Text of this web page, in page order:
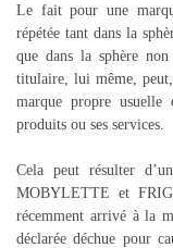
Le fait pour une
répétée tant dans la
que dans la sphère
titulaire, lui même,
marque propre
produits ou ses services.
Cela peut résulter
MOBYLETTE et
récemment arrivé à la
déclarée déchue pour